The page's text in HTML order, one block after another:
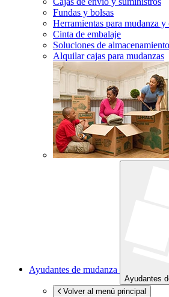
Fundas y bolsas
Herramientas para mudanza y
Cinta de embalaje
Soluciones de almacenamiento
Alquilar cajas para mudanzas
Ayudantes de mudanza
Ayudantes
Volver al menú principal